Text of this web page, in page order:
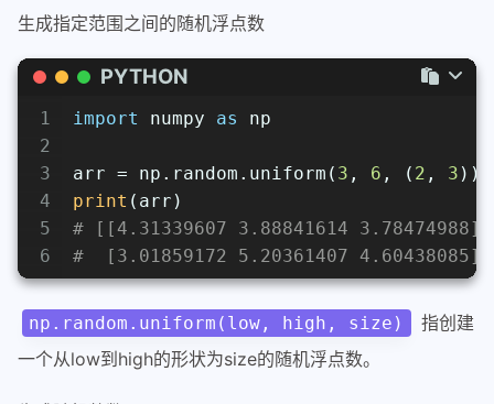
生成指定范围之间的随机浮点数
PYTHON
1
2
3
4
5
6
import numpy as np
arr = np.random.uniform( 3 , 6 , ( 2 , 3 ))
print (arr)
# [[4.31339607 3.88841614 3.78474988]
#  [3.01859172 5.20361407 4.60438085]]
np.random.uniform(low, high, size)
指创建
一个从low到high的形状为size的随机浮点数。